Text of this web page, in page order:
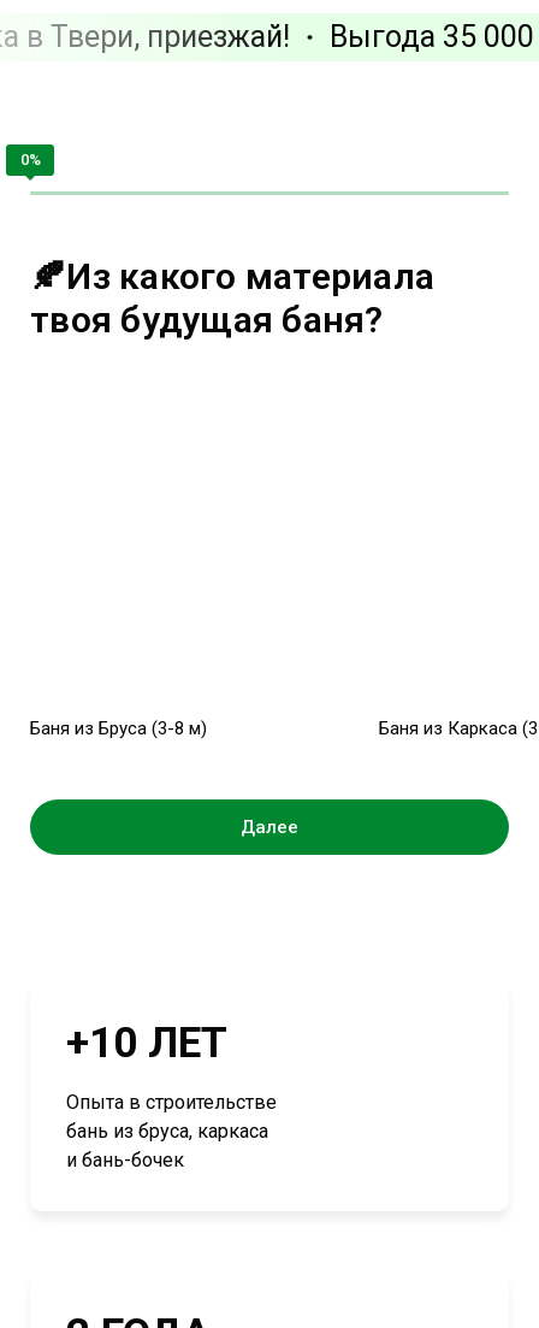
🍂Из какого материала
твоя будущая баня?
Баня из Бруса (3-8 м) Баня из Каркаса
Далее
в Твери, приезжай! Выгода 35
+10 ЛЕТ
Опыта в строительстве
бань из бруса, каркаса
и бань-бочек